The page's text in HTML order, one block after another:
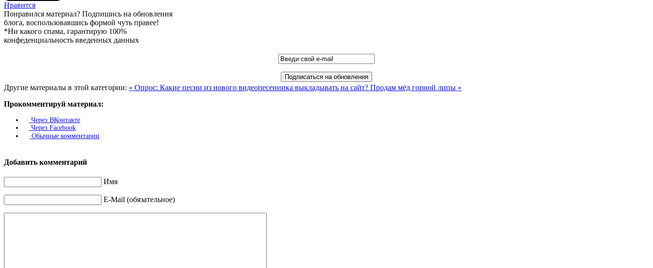
Нравится
Понравился материал? Подпишись на обновления
блога, воспользовавшись формой чуть правее!
*Ни какого спама, гарантирую 100%
конфеденциальность введенных данных
Другие материалы в этой категории: « Опрос: Какие песни из нового видеопесенника выкладывать на сайт? Продам мёд горной липы »
Прокомментируй материал:
Через ВКонтакте
Через Facebook
Обычные комментарии
Добавить комментарий
Имя
E-Mail (обязательное)